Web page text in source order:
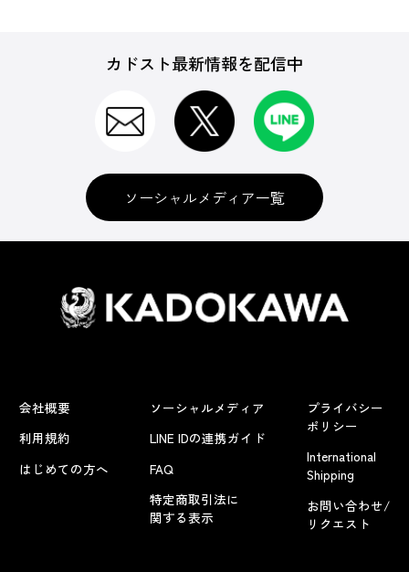
カドスト最新情報を配信中
ソーシャルメディア一覧
会社概要
利用規約
はじめての方へ
ソーシャルメディア
LINE IDの連携ガイド
FAQ
特定商取引法に
関する表示
プライバシー
ポリシー
International
Shipping
お問い合わせ/
リクエスト